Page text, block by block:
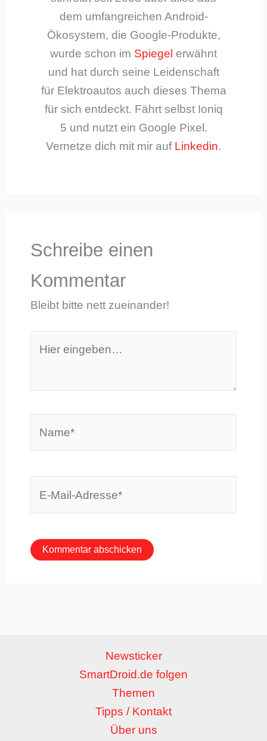
dem umfangreichen Android-
Ökosystem, die Google-Produkte,
wurde schon im Spiegel erwähnt
und hat durch seine Leidenschaft
für Elektroautos auch dieses Thema
für sich entdeckt. Fährt selbst Ioniq
5 und nutzt ein Google Pixel.
Vernetze dich mit mir auf Linkedin.
Schreibe einen
Kommentar
Bleibt bitte nett zueinander!
eingeben…
Newsticker
SmartDroid.de folgen
Themen
Tipps / Kontakt
Über uns